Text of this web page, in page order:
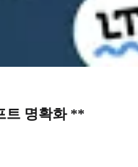
트 명확화 **